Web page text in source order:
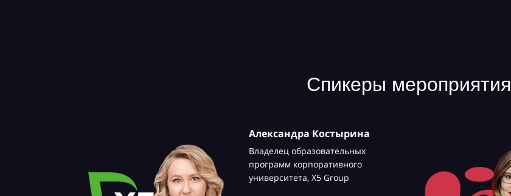
Спикеры мероприятия
Александра Костырина
Владелец образовательных
программ корпоративного
университета, Х5 Group